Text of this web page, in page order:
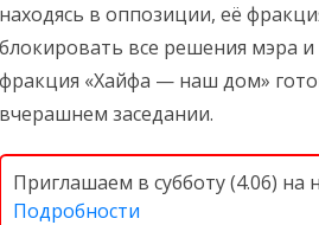
находясь в оппозиции, её
блокировать все решения мэра
фракция «Хайфа — наш дом»
вчерашнем заседании.
Приглашаем в субботу (4.06)
Подробности